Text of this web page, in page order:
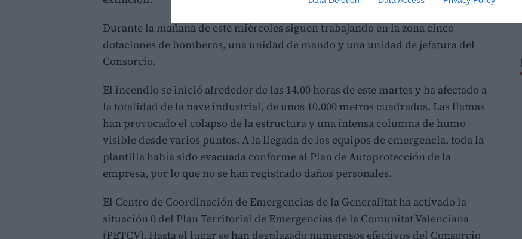
Durante la mañana de este miércoles siguen trabajando en la zona cinco
dotaciones de bomberos, una unidad de mando y una unidad de jefatura del
Consorcio.
El incendio se inició alrededor de las 14.00 horas de este martes y ha afectado a
la totalidad de la nave industrial, de unos 10.000 metros cuadrados. Las llamas
han provocado el colapso de la estructura y una intensa columna de humo
visible desde varios puntos. A la llegada de los equipos de emergencia, toda la
plantilla había sido evacuada conforme al Plan de Autoprotección de la
empresa, por lo que no se han registrado daños personales.
El Centro de Coordinación de Emergencias de la Generalitat ha activado la
situación 0 del Plan Territorial de Emergencias de la Comunitat Valenciana
(PETCV). Hasta el lugar se han desplazado numerosos efectivos del Consorcio